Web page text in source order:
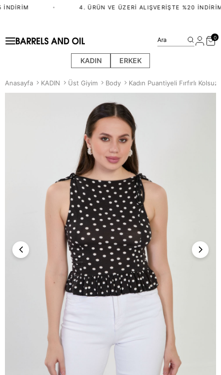
4. ÜRÜN VE ÜZERI ALIŞVERIŞTE %20 İNDIRIM
KADIN ERKEK
Ara 0
Anasayfa KADIN Üst Giyim Body Kadın Puantiyeli Fırfırlı